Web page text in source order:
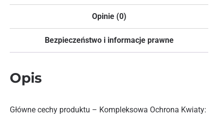
Opinie (0)
Bezpieczeństwo i informacje prawne
Opis
Główne cechy produktu – Kompleksowa Ochrona Kwiaty: